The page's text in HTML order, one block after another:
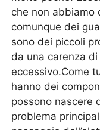
che non abbiamo
comunque dei
sono dei piccoli
da una carenza
eccessivo.Come
hanno dei
possono nascere
problema